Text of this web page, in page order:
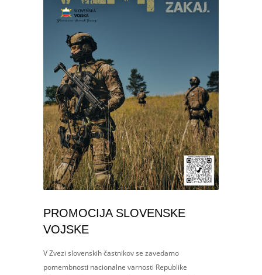
PROMOCIJA SLOVENSKE
VOJSKE
V Zvezi slovenskih častnikov se zavedamo
pomembnosti nacionalne varnosti Republike